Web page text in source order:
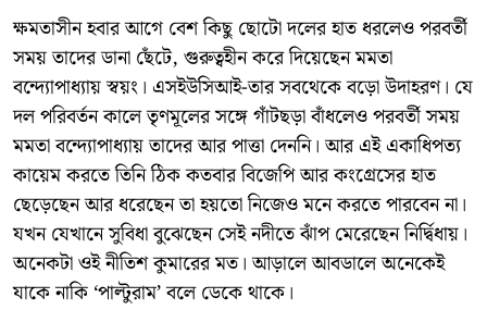
ক্ষমতাসীন হবার আগে বেশ কিছু ছোটো দলের হাত ধরলেও পরবর্তী
সময় তাদের ডানা ছেঁটে, গুরুত্বহীন করে দিয়েছেন মমতা
বন্দ্যোপাধ্যায় স্বয়ং। এসইউসিআই-তার সবথেকে বড়ো উদাহরণ। যে
দল পরিবর্তন কালে তৃণমূলের সঙ্গে গাঁটছড়া বাঁধলেও পরবর্তী সময়
মমতা বন্দ্যোপাধ্যায় তাদের আর পাত্তা দেননি। আর এই একাধিপত্য
কায়েম করতে তিনি ঠিক কতবার বিজেপি আর কংগ্রেসের হাত
ছেড়েছেন আর ধরেছেন তা হয়তো নিজেও মনে করতে পারবেন না।
যখন যেখানে সুবিধা বুঝেছেন সেই নদীতে ঝাঁপ মেরেছেন নির্দ্বিধায়।
অনেকটা ওই নীতিশ কুমারের মত। আড়ালে আবডালে অনেকেই
যাকে নাকি ‘পাল্টুরাম’ বলে ডেকে থাকে।